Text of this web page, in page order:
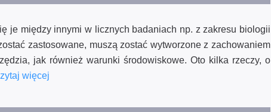
je między innymi w licznych badaniach np. z zakresu biologii
zastosowane, muszą zostać wytworzone z zachowaniem
jak również warunki środowiskowe. Oto kilka rzeczy, o
więcej